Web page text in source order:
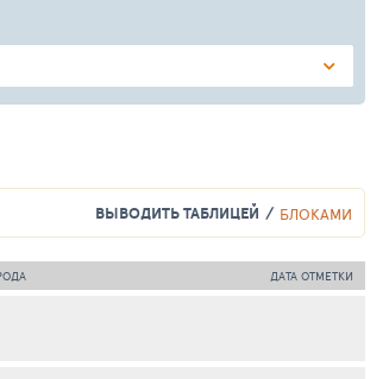
ВЫВОДИТЬ ТАБЛИЦЕЙ БЛОКАМИ
ДАТА ОТМЕТКИ